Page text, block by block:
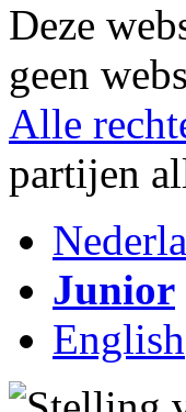
Deze
geen
Alle
partijen
Junior
English